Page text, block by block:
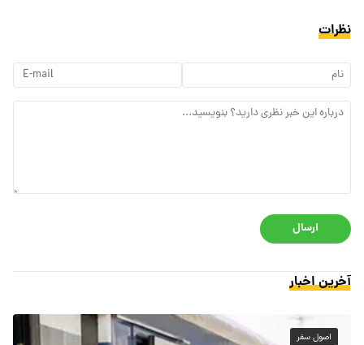
نظرات
ارسال
آخرین اخبار
اصول سفر